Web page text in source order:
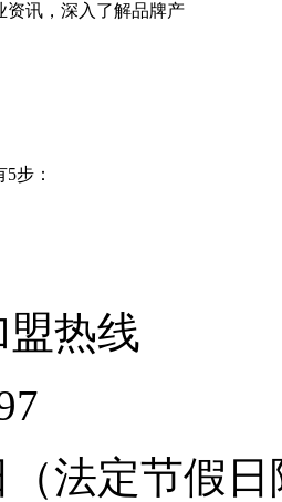
资讯，深入了解品牌产
步：
热线
（法定节假